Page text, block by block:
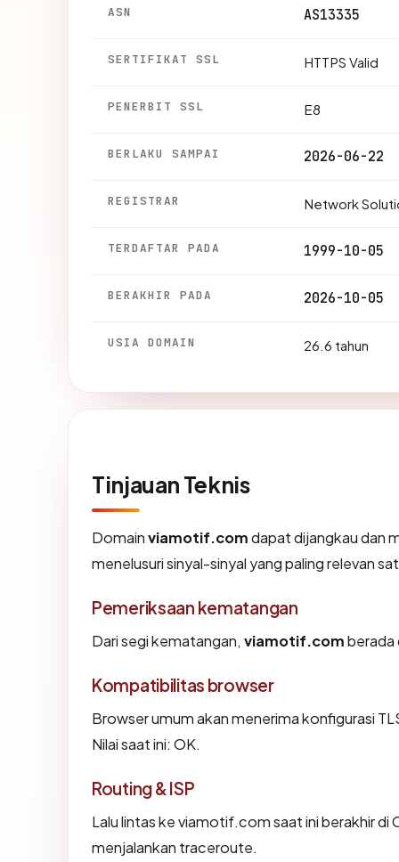
ASN AS13335
SERTIFIKAT SSL HTTPS Valid
PENERBIT SSL E8
BERLAKU SAMPAI 2026-06-22
REGISTRAR Network
TERDAFTAR PADA 1999-10-05
BERAKHIR PADA 2026-10-05
USIA DOMAIN 26.6 tahun
Tinjauan Teknis
Domainviamotif.comdapat dijangkau dan
menelusuri sinyal-sinyal yang paling relevan
Pemeriksaan kematangan
Dari segi kematangan, viamotif.com
Kompatibilitas browser
Browser umum akan menerima konfigurasi
Nilai saat ini: OK.
Routing & ISP
Lalu lintas ke viamotif.com saat ini berakhir
menjalankan traceroute.